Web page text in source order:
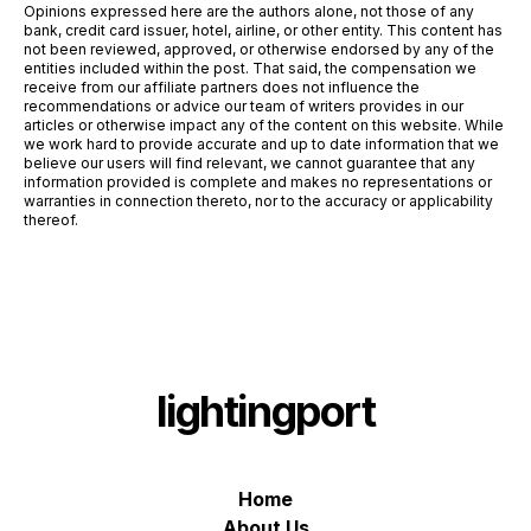
Opinions expressed here are the authors alone, not those of any
bank, credit card issuer, hotel, airline, or other entity. This content has
not been reviewed, approved, or otherwise endorsed by any of the
entities included within the post. That said, the compensation we
receive from our affiliate partners does not influence the
recommendations or advice our team of writers provides in our
articles or otherwise impact any of the content on this website. While
we work hard to provide accurate and up to date information that we
believe our users will find relevant, we cannot guarantee that any
information provided is complete and makes no representations or
warranties in connection thereto, nor to the accuracy or applicability
thereof.
lightingport
Home